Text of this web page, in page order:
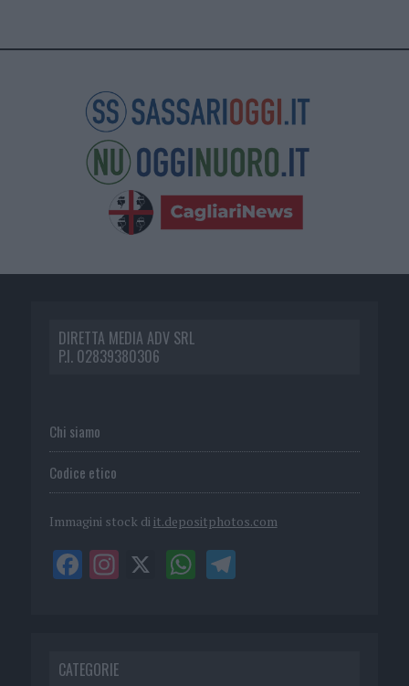
DIRETTA MEDIA ADV SRL
P.I. 02839380306
Chi siamo
Codice etico
Immagini stock di it.depositphotos.com
CATEGORIE